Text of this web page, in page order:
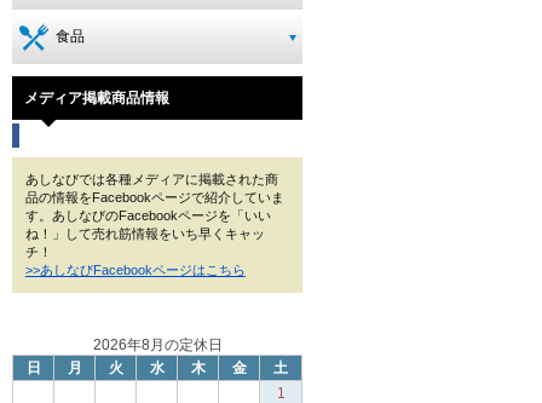
食品
メディア掲載商品情報
あしなびでは各種メディアに掲載された商
品の情報をFacebookページで紹介していま
す。あしなびのFacebookページを「いい
ね！」して売れ筋情報をいち早くキャッ
チ！
>>あしなびFacebookページはこちら
2026年8月の定休日
日
月 火 水 木 金
土
1